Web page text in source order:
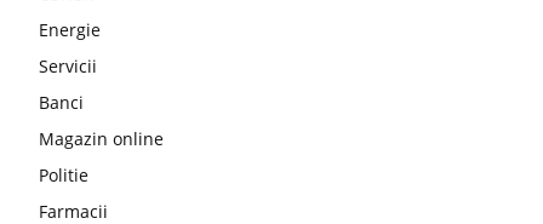
Energie
Servicii
Banci
Magazin online
Politie
Farmacii